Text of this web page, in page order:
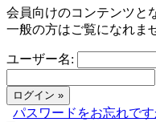
会員向けのコンテンツと
一般の方はご覧になれま
ユーザー名:
パスワードをお忘れです